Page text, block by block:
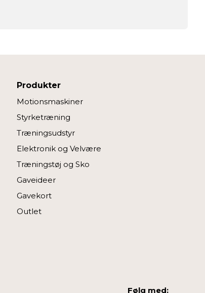
Produkter
Motionsmaskiner
Styrketræning
Træningsudstyr
Elektronik og Velvære
Træningstøj og Sko
Gaveideer
Gavekort
Outlet
Følg med: